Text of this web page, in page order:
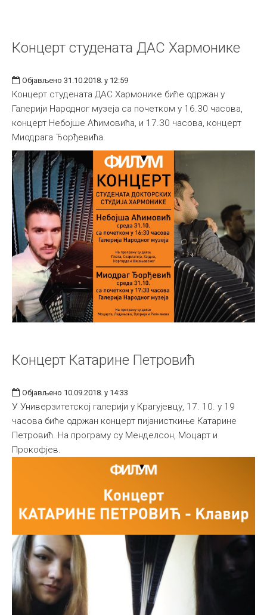
Концерт студената ДАС Хармонике
Објављено 31.10.2018. у 12:59
Концерт студената ДАС Хармонике биће одржан у
Галерији Народног музеја са почетком у 16.30 часова,
концерт Небојше Аћимовића, и 17.30 часова, концерт
Миодрага Ђорђевића.
Концерт Катарине Петровић
Објављено 10.09.2018. у 14:33
У Универзитетској галерији у Крагујевцу, 17. 10. у 19
часова биће одржан концерт пијанисткиње Катарине
Петровић. На програму су Менделсон, Моцарт и
Прокофјев.